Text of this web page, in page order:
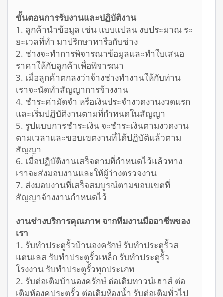
ขั้นตอนการรับงานและปฏิบัติงาน
1. ลูกค้านำข้อมูล เช่น แบบแปลน งบประมาณ ระ
ยะเวลที่ทำ มาปรึกษาหารือกับช่าง
2. ช่างจะทำการพิจารณาข้อมูลและทำใบเสนอ
ราคาให้กับลูกค้าเพื่อพิจารณา
3. เมื่อลูกค้าตกลงว่าจ้างช่างทำงานให้กับท่าน
เราจะนัดทำสัญญาการจ้างงาน
4. ชำระค่ามัดจำ หรือเงินประจำงวดงานงวดแรก
และเริ่มปฏิบัติงานตามที่กำหนดในสัญญา
5. รูปแบบการชำระเงิน จะชำระเงินตามงวดงาน
ตามเวลาและขอบเขตงานที่ได้ปฏิบัติแล้วตาม
สัญญา
6. เมื่อปฏิบัติงานเสร็จตามที่กำหนดไว้แล้วทาง
เราจะส่งมอบงานและให้ผู้ว่างตรวจงาน
7. ส่งมอบงานที่เสร็จสมบูรณ์ตามขอบเขตที่
สัญญาจ้างงานกำหนดไว้
งานช่างบริการคุณภาพ จากทีมงานมืออาชีพของ
เรา
1. รับทำประตูรั้วบ้านองครักษ์ รับทำประตูรั้วส
แตนเลส รับทำประตูรั้วเหล็ก รับทำประตูรั้ว
โรงงาน รับทำประตูรั้วทุกประเภท
2. รับต่อเติมบ้านองครักษ์ ต่อเติมทาวน์เฮาส์ ต่อ
เติมห้องคประตูรั้ว ต่อเติมห้องน้ำ รับต่อเติมทั่วไป